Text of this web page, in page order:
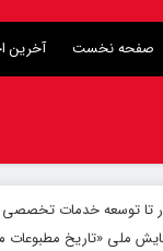
صفحه نخست آخرین
تا توسعه خدمات تخصصی
ملی «تاریخ مطبوعات